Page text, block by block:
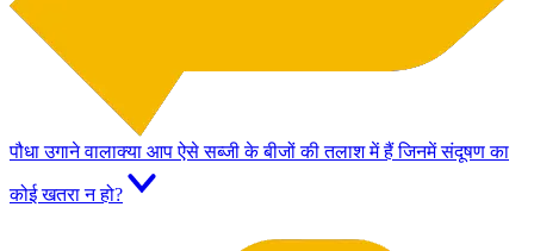
पौधा उगाने वालाक्या आप ऐसे सब्जी के बीजों की तलाश में हैं जिनमें संदूषण का
कोई खतरा न हो?